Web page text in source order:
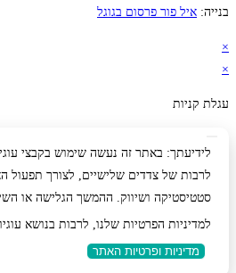
בנייה: איל פור פרסום בגוגל
×
×
עגלת קניות
לרבות של צדדים שלישיים, לצורך תפעול
סטטיסטיקה ושיווק. ההמשך הגלישה או
למדיניות הפרטיות שלנו, לרבות בנושא
מדיניות ופרטיות האתר